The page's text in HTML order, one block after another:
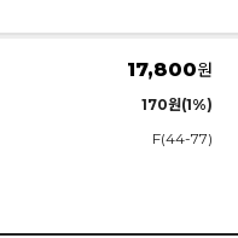
17,800원
170원(1%)
F(44-77)